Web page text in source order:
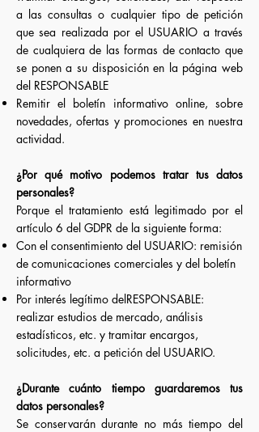
a las consultas o cualquier tipo de petición
que sea realizada por el USUARIO a través
de cualquiera de las formas de contacto que
se ponen a su disposición en la página web
del RESPONSABLE
Remitir el boletín informativo online, sobre
novedades, ofertas y promociones en nuestra
actividad.
¿Por qué motivo podemos tratar tus datos
personales?
Porque el tratamiento está legitimado por el
artículo 6 del GDPR de la siguiente forma:
Con el consentimiento del USUARIO: remisión
de comunicaciones comerciales y del boletín
informativo
Por interés legítimo delRESPONSABLE:
realizar estudios de mercado, análisis
estadísticos, etc. y tramitar encargos,
solicitudes, etc. a petición del USUARIO.
¿Durante cuánto tiempo guardaremos tus
datos personales?
Se conservarán durante no más tiempo del